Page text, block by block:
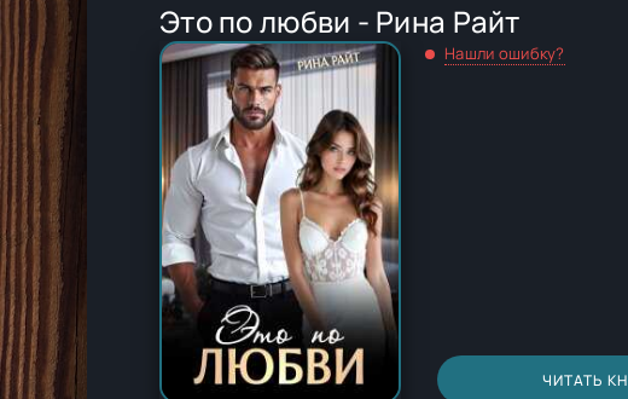
Это по любви - Рина Райт
Нашли ошибку?
ЧИТАТЬ